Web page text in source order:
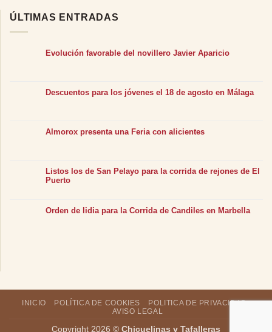
ÚLTIMAS ENTRADAS
Evolución favorable del novillero Javier Aparicio
Descuentos para los jóvenes el 18 de agosto en Málaga
Almorox presenta una Feria con alicientes
Listos los de San Pelayo para la corrida de rejones de El
Puerto
Orden de lidia para la Corrida de Candiles en Marbella
INICIO POLÍTICA DE COOKIES
POLITICA DE PRIVACIDAD
AVISO LEGAL
Copyright 2026 © Chicuelinas y Tafalleras